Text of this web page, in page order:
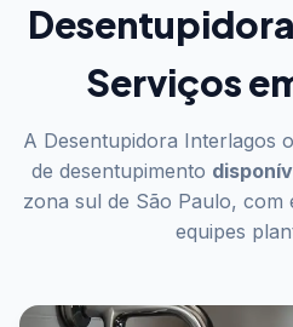
Serviços
A Desentupidora Interlagos
de desentupimento
zona sul de São Paulo, com
equipes